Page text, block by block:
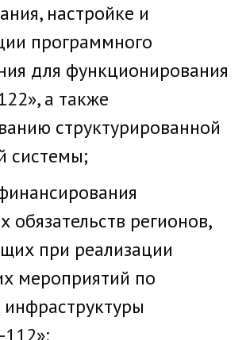
настройке и
программного
для функционирования
а также
структурированной
системы;
обязательств регионов,
при реализации
мероприятий по